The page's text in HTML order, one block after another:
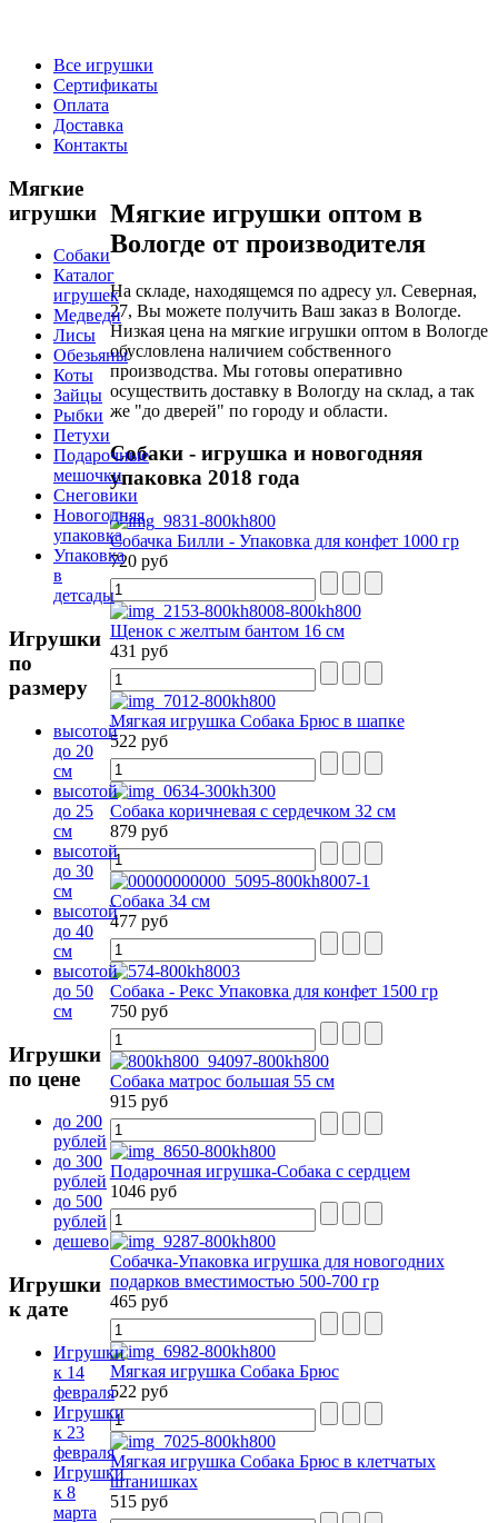
Все игрушки
Сертификаты
Оплата
Доставка
Контакты
Мягкие игрушки оптом в
Вологде от производителя
На складе, находящемся по адресу ул. Северная,
27, Вы можете получить Ваш заказ в Вологде.
Низкая цена на мягкие игрушки оптом в Вологде
обусловлена наличием собственного
производства. Мы готовы оперативно
осуществить доставку в Вологду на склад, а так
же "до дверей" по городу и области.
Собаки- игрушка и новогодняя
упаковка 2018 года
Собачка Билли - Упаковка для конфет 1000 гр
720 руб
Щенок с желтым бантом 16 см
431 руб
Мягкая игрушка Собака Брюс в шапке
522 руб
Собака коричневая с сердечком 32 см
879 руб
Собака 34 см
477 руб
Собака - Рекс Упаковка для конфет 1500 гр
750 руб
Собака матрос большая 55 см
915 руб
Подарочная игрушка-Собака с сердцем
1046 руб
Собачка-Упаковка игрушка для новогодних
подарков вместимостью 500-700 гр
465 руб
Мягкая игрушка Собака Брюс
522 руб
Мягкая игрушка Собака Брюс в клетчатых
штанишках
515 руб
Мягкие
игрушки
Собаки
Каталог
игрушек
Медведи
Лисы
Обезьяны
Коты
Зайцы
Рыбки
Петухи
Подарочные
мешочки
Снеговики
Новогодняя
упаковка
Упаковка
в
детсады
Игрушки
по
размеру
высотой
до 20
см
высотой
до 25
см
высотой
до 30
см
высотой
до 40
см
высотой
до 50
см
Игрушки
по цене
до 200
рублей
до 300
рублей
до 500
рублей
дешево
Игрушки
к дате
Игрушки
к 14
февраля
Игрушки
к 23
февраля
Игрушки
к 8
марта